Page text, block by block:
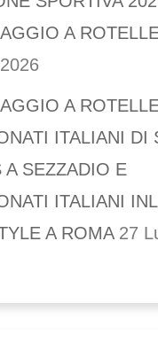
A
A
ITALIANI DI
A SEZZADIO E
ITALIANI
A ROMA 27